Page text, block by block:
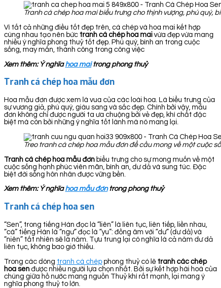
Tranh cá chép hoa mai biểu trưng cho thịnh vượng, phú quý,
Vì tất cả những điều tốt đẹp trên, cá chép và hoa mai kết hợp
cùng nhau tạo nên bức tranh cá chép hoa mai vừa đẹp vừa mang
nhiều ý nghĩa phong thuỷ tốt đẹp. Phú quý, bình an trong cuộc
sống, may mắn, thành công trong công việc
Xem thêm: Ý nghĩahoa maitrong phong thuỷ
Tranh cá chép hoa mẫu đơn
Hoa mẫu đơn được xem là vua của các loài hoa. Là biểu trưng của
sự vương giả, phú quý, giàu sang và sắc đẹp. Chính bởi vậy, mẫu
đơn không chỉ được người ta ưa chuộng bởi vẻ đẹp, khí chất đặc
biệt mà còn bởi những ý nghĩa tốt lành mà nó mang lại.
Treo tranh cá chép hoa mẫu đơn để cầu mong về một cuộc
Tranh cá chép hoa mẫu đơn biểu trưng cho sự mong muốn về một
cuộc sống hạnh phúc viên mãn, bình an, dư dả và sung túc. Đặc
biệt đời sống hôn nhân được vững bền.
Xem thêm: Ý nghĩahoa mẫu đơntrong phong thuỷ
Tranh cá chép hoa sen
“Sen”, trong tiếng Hán đọc là “liên” là liên tục, liên tiếp, liền nhau,
“cá” tiếng Hán là “ngư” đọc là “yu”: đồng âm với “dư” (dư dả) và
“niên” tất nhiên sẽ là năm. Tựu trung lại có nghĩa là cả năm dư dả
liên tục, không bao giờ thiếu.
Trong các dòng tranh cá chép phong thuỷ có lẽ tranh các chép
hoa sen được nhiều người lựa chọn nhất. Bởi sự kết hợp hài hoà của
chúng giữa hồ nước mang nguồn Thuỷ khí rất mạnh, lại mang ý
nghĩa phong thuỷ to lớn.